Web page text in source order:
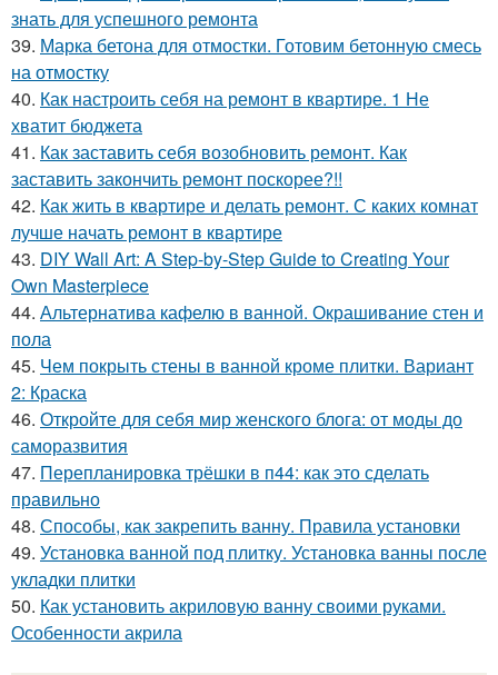
знать для успешного ремонта
39. Марка бетона для отмостки. Готовим бетонную смесь
на отмостку
40. Как настроить себя на ремонт в квартире. 1 Не
хватит бюджета
41. Как заставить себя возобновить ремонт. Как
заставить закончить ремонт поскорее?!!
42. Как жить в квартире и делать ремонт. С каких комнат
лучше начать ремонт в квартире
43. DIY Wall Art: A Step-by-Step Guide to Creating Your
Own Masterpiece
44. Альтернатива кафелю в ванной. Окрашивание стен и
пола
45. Чем покрыть стены в ванной кроме плитки. Вариант
2: Краска
46. Откройте для себя мир женского блога: от моды до
саморазвития
47. Перепланировка трёшки в п44: как это сделать
правильно
48. Способы, как закрепить ванну. Правила установки
49. Установка ванной под плитку. Установка ванны после
укладки плитки
50. Как установить акриловую ванну своими руками.
Особенности акрила